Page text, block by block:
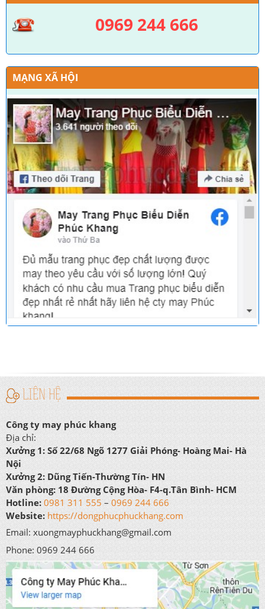
0969 244 666
MẠNG XÃ HỘI
LIÊN HỆ
Công ty may phúc khang
Địa chỉ:
Xưởng 1: Số 22/68 Ngõ 1277 Giải Phóng- Hoàng Mai- Hà
Nội
Xưởng 2: Dũng Tiến-Thường Tín- HN
Văn phòng: 18 Đường Cộng Hòa- F4-q.Tân Bình- HCM
Hotline: 0981 311 555 – 0969 244 666
Website: https://dongphucphuckhang.com
Email: xuongmayphuckhang@gmail.com
Phone: 0969 244 666